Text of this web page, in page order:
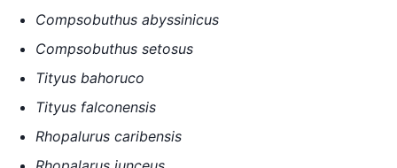
Compsobuthus abyssinicus
Compsobuthus setosus
Tityus bahoruco
Tityus falconensis
Rhopalurus caribensis